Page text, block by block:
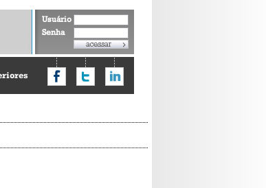
Usuário
Senha